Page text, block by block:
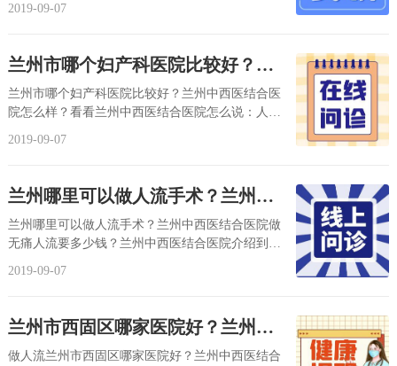
2019-09-07
兰州市哪个妇产科医院比较好？兰
州中西医结合医院怎么样？
兰州市哪个妇产科医院比较好？兰州中西医结合医
院怎么样？看看兰州中西医结合医院怎么说：人流
2019-09-07
兰州哪里可以做人流手术？兰州中
西医结合医院做无痛人流要多少
钱？
兰州哪里可以做人流手术？兰州中西医结合医院做
无痛人流要多少钱？兰州中西医结合医院介绍到：
2019-09-07
兰州市西固区哪家医院好？兰州中
西医结合医院可以做无痛人流吗？
做人流兰州市西固区哪家医院好？兰州中西医结合